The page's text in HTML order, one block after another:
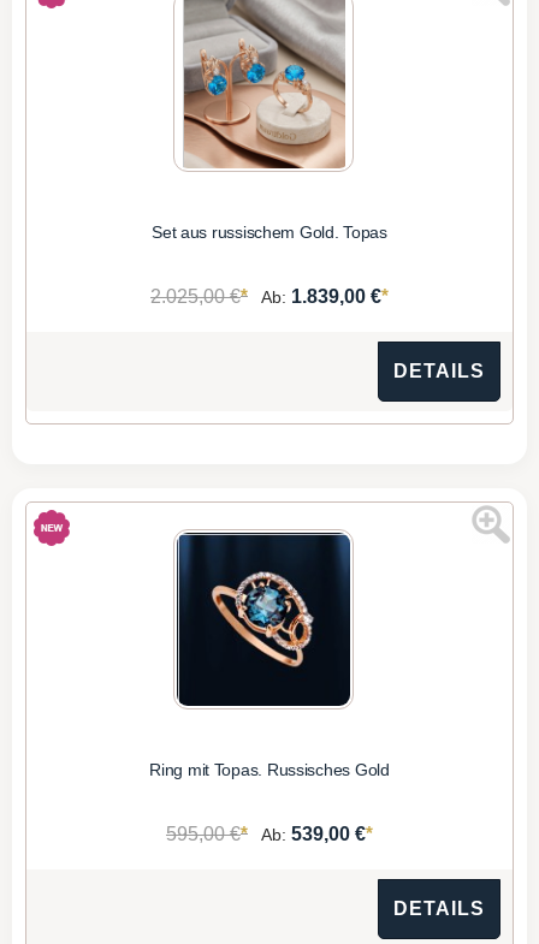
Set aus russischem Gold. Topas
2.025,00 €* Ab: 1.839,00 €*
DETAILS
Ring mit Topas. Russisches Gold
595,00 €* Ab: 539,00 €*
DETAILS